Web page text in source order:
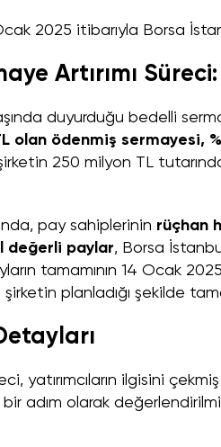
2025 itibarıyla Borsa
Artırımı
duyurduğu bedelli
olan ödenmiş sermayesi,
250 milyon TL
pay sahiplerinin rüçhan
değerli paylar, Borsa
tamamının 14 Ocak
şirketin planladığı şekilde
yatırımcıların ilgisini
adım olarak